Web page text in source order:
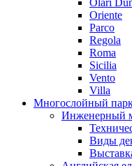
Olari
Oriente
Parco
Regola
Roma
Sicilia
Vento
Villa
Многослойный
Инженерный
Виды